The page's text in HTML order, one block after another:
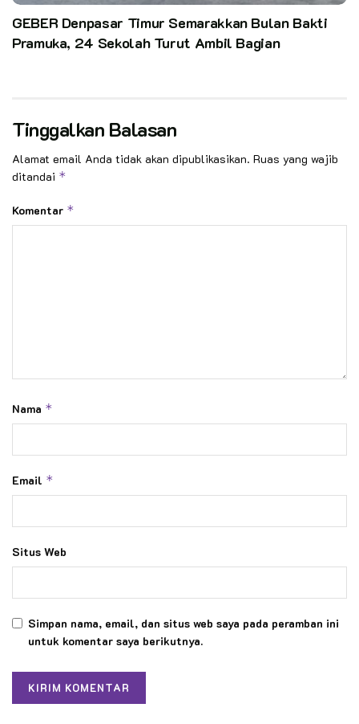
GEBER Denpasar Timur Semarakkan Bulan Bakti
Pramuka, 24 Sekolah Turut Ambil Bagian
Tinggalkan Balasan
Alamat email Anda tidak akan dipublikasikan. Ruas yang wajib
ditandai *
Komentar *
Nama *
Email *
Situs Web
Simpan nama, email, dan situs web saya pada peramban ini
untuk komentar saya berikutnya.